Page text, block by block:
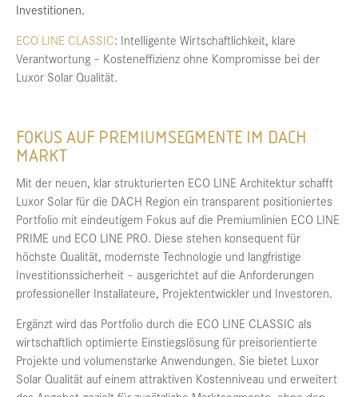
Investitionen.
ECO LINE CLASSIC: Intelligente Wirtschaftlichkeit, klare
Verantwortung – Kosteneffizienz ohne Kompromisse bei der
Luxor Solar Qualität.
FOKUS AUF PREMIUMSEGMENTE IM DACH
MARKT
Mit der neuen, klar strukturierten ECO LINE Architektur schafft
Luxor Solar für die DACH Region ein transparent positioniertes
Portfolio mit eindeutigem Fokus auf die Premiumlinien ECO LINE
PRIME und ECO LINE PRO. Diese stehen konsequent für
höchste Qualität, modernste Technologie und langfristige
Investitionssicherheit – ausgerichtet auf die Anforderungen
professioneller Installateure, Projektentwickler und Investoren.
Ergänzt wird das Portfolio durch die ECO LINE CLASSIC als
wirtschaftlich optimierte Einstiegslösung für preisorientierte
Projekte und volumenstarke Anwendungen. Sie bietet Luxor
Solar Qualität auf einem attraktiven Kostenniveau und erweitert